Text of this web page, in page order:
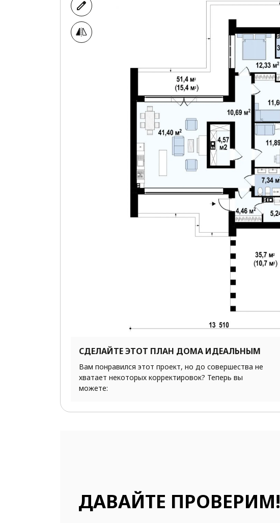
СДЕЛАЙТЕ ЭТОТ ПЛАН ДОМА ИДЕАЛЬНЫМ
Вам понравился этот проект, но до совершества не
хватает некоторых корректировок? Теперь вы
можете:
ДАВАЙТЕ ПРОВЕРИМ!